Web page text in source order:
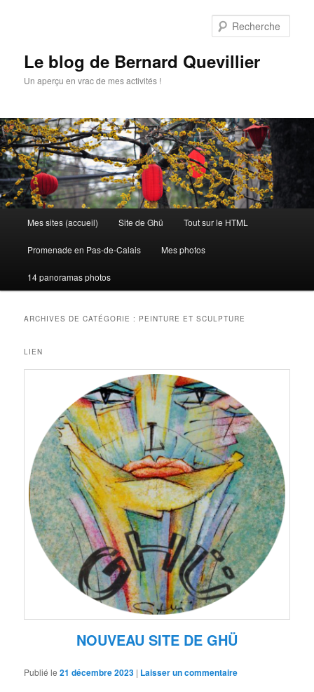
Le blog de Bernard Quevillier
Un aperçu en vrac de mes activités !
principal
Mes sites (accueil) Site de Ghü Tout sur le HTML
Promenade en Pas-de-Calais Mes photos
14 panoramas photos
ARCHIVES DE CATÉGORIE : PEINTURE ET SCULPTURE
LIEN
NOUVEAU SITE DE GHÜ
Publié le21 décembre 2023 | Laisser un commentaire